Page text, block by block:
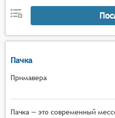
Пачка
Примавера
Пачка — это современный